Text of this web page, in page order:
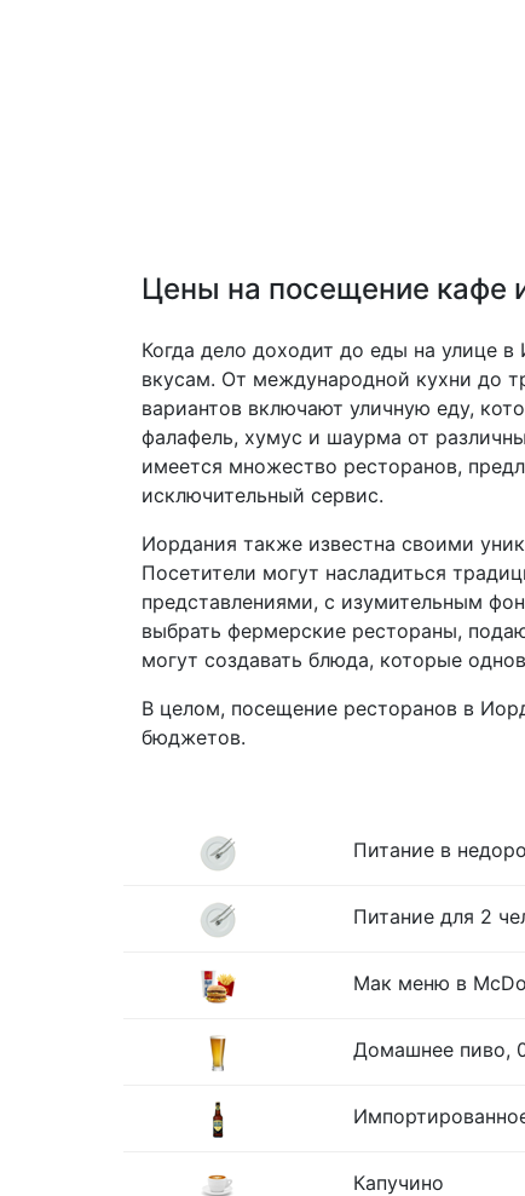
Цены на посещение кафе
Когда дело доходит до еды на улице
вкусам. От международной кухни до
вариантов включают уличную еду,
фалафель, хумус и шаурма от
имеется множество ресторанов,
исключительный сервис.
Иордания также известна своими
Посетители могут насладиться
представлениями, с изумительным
выбрать фермерские рестораны,
могут создавать блюда, которые
В целом, посещение ресторанов в
бюджетов.
Питание в
Питание для 2
Мак меню в
Домашнее пиво,
Капучино